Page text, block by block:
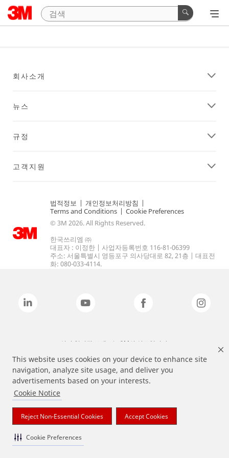
This website uses cookies on your device to enhance site
navigation, analyze site usage, and deliver you
advertisements based on your interests.
Cookie Notice
Reject Non-Essential Cookies Accept Cookies
Cookie Preferences
회사소개
뉴스
규정
고객지원
법적정보 | 개인정보처리방침 |
Terms and Conditions | Cookie Preferences
© 3M 2026. All Rights Reserved.
한국쓰리엠 ㈜
대표자 : 이정한 | 사업자등록번호 116-81-06399
주소: 서울특별시 영등포구 의사당대로 82, 21층 | 대표전
화: 080-033-4114.
상기 열거된 브랜드는 3M의 상표입니다.